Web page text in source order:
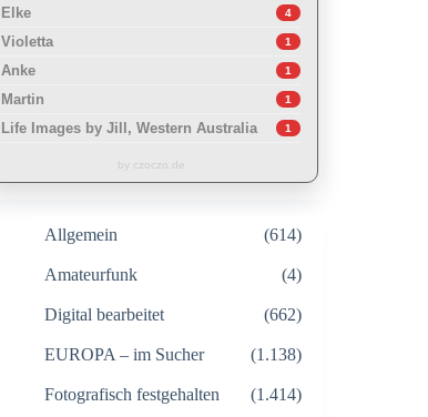
Elke 4
Violetta 1
Anke 1
Martin 1
Life Images by Jill, Western Australia 1
by czoczo.de
Allgemein (614)
Amateurfunk (4)
Digital bearbeitet (662)
EUROPA – im Sucher (1.138)
Fotografisch festgehalten (1.414)